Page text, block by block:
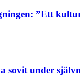
”Ett
sovit under